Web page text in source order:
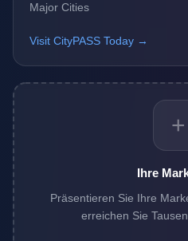
Major Cities
Visit CityPASS Today →
+
Ihre
Präsentieren Sie Ihre
erreichen Sie